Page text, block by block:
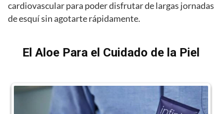
cardiovascular para poder disfrutar de largas jornadas
de esquí sin agotarte rápidamente.
El Aloe Para el Cuidado de la Piel